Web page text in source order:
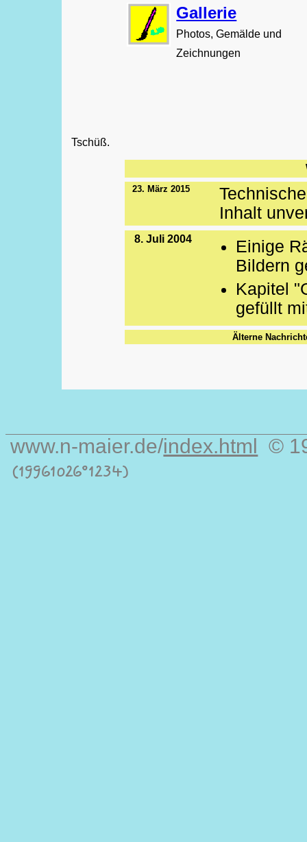
Gallerie
Photos, Gemälde und
Zeichnungen
Tschüß.
23. März 2015
Inhalt
8. Juli 2004
Einige
Bildern
Kapitel
gefüllt
Älterne
www.n-maier.de/index.html ©
(19961026°1234)